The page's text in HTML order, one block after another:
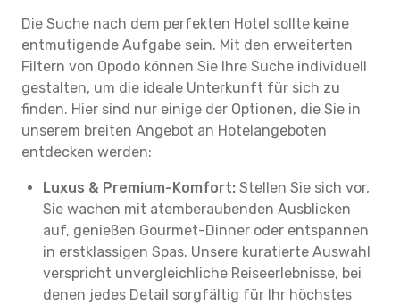
Die Suche nach dem perfekten Hotel sollte keine
entmutigende Aufgabe sein. Mit den erweiterten
Filtern von Opodo können Sie Ihre Suche individuell
gestalten, um die ideale Unterkunft für sich zu
finden. Hier sind nur einige der Optionen, die Sie in
unserem breiten Angebot an Hotelangeboten
entdecken werden:
Luxus & Premium-Komfort: Stellen Sie sich vor,
Sie wachen mit atemberaubenden Ausblicken
auf, genießen Gourmet-Dinner oder entspannen
in erstklassigen Spas. Unsere kuratierte Auswahl
verspricht unvergleichliche Reiseerlebnisse, bei
denen jedes Detail sorgfältig für Ihr höchstes